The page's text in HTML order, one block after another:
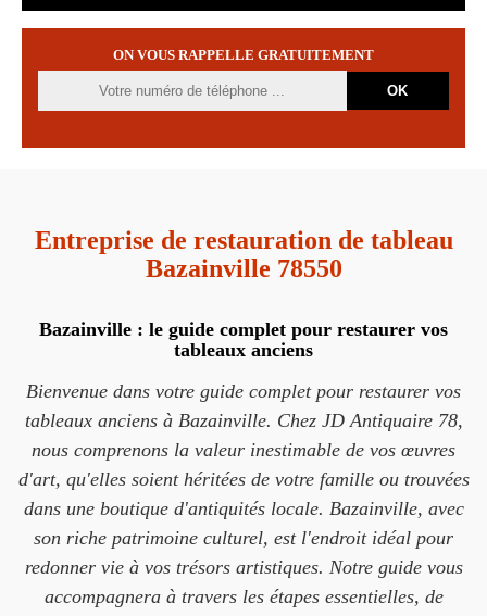
ON VOUS RAPPELLE GRATUITEMENT
Entreprise de restauration de tableau
Bazainville 78550
Bazainville : le guide complet pour restaurer vos
tableaux anciens
Bienvenue dans votre guide complet pour restaurer vos
tableaux anciens à Bazainville. Chez JD Antiquaire 78,
nous comprenons la valeur inestimable de vos œuvres
d'art, qu'elles soient héritées de votre famille ou trouvées
dans une boutique d'antiquités locale. Bazainville, avec
son riche patrimoine culturel, est l'endroit idéal pour
redonner vie à vos trésors artistiques. Notre guide vous
accompagnera à travers les étapes essentielles, de